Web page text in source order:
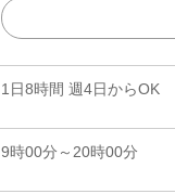
1日8時間 週4日からOK
9時00分～20時00分